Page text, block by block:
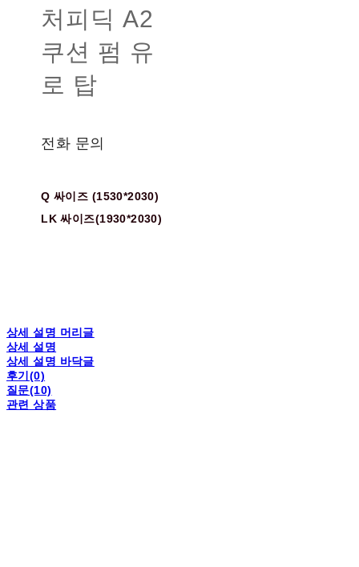
처피딕 A2
쿠션 펌 유
로 탑
전화 문의
Q 싸이즈 (1530*2030)
LK 싸이즈(1930*2030)
상세 설명 머리글
상세 설명
상세 설명 바닥글
후기(0)
질문(10)
관련 상품